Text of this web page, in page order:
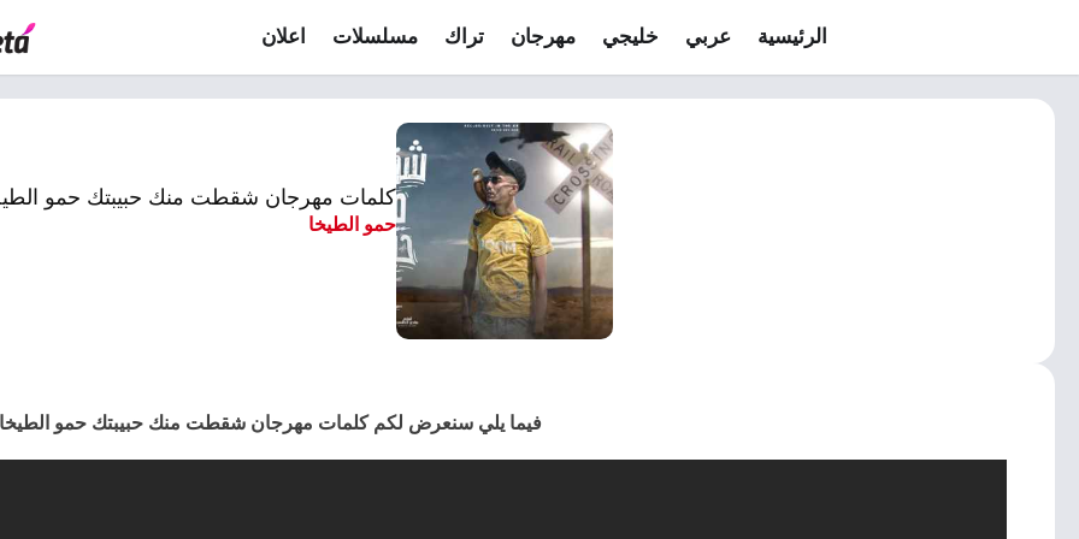
الرئيسية عربي خليجي مهرجان تراك مسلسلات اعلان
كلمات مهرجان شقطت منك حبيبتك حمو الطيخا
حمو الطيخا
فيما يلي سنعرض لكم كلمات مهرجان شقطت منك حبيبتك حمو